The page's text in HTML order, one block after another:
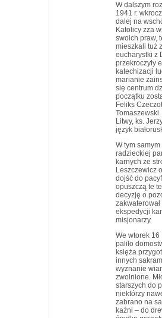
W dalszym
1941 r.
dalej na
Katolicy zza
swoich praw,
mieszkali tuż
eucharystki z
przekroczyły
katechizacji
marianie
się centrum
początku
Feliks
Litwy, ks.
język
W tym
radzieckiej
karnych ze
Leszczewicz
dojść do
opuszczą te
decyzję o
ekspedycji
misjonarzy.
We wtorek 16
paliło
księża
innych
wyznanie
zwolnione.
starszych do
niektórzy
zabrano na
kaźni – do